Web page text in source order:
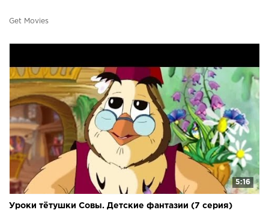
Get Movies
5:16
Уроки тётушки Совы. Детские фантазии (7 серия)